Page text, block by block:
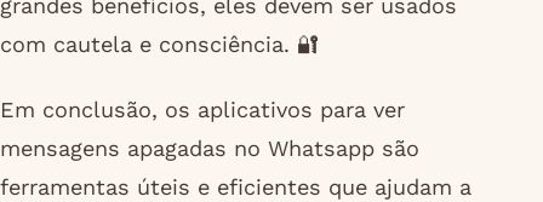
grandes benefícios, eles devem ser usados
com cautela e consciência. 🔐
Em conclusão, os aplicativos para ver
mensagens apagadas no Whatsapp são
ferramentas úteis e eficientes que ajudam a